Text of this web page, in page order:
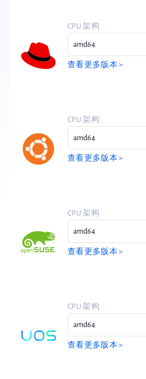
CPU 架构
查看更多版本 >
CPU 架构
查看更多版本 >
CPU 架构
查看更多版本 >
CPU 架构
查看更多版本 >